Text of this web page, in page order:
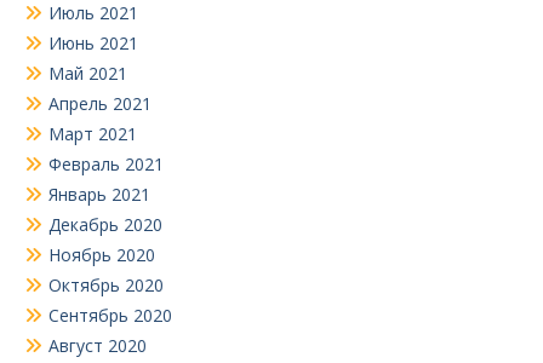
Июль 2021
Июнь 2021
Май 2021
Апрель 2021
Март 2021
Февраль 2021
Январь 2021
Декабрь 2020
Ноябрь 2020
Октябрь 2020
Сентябрь 2020
Август 2020